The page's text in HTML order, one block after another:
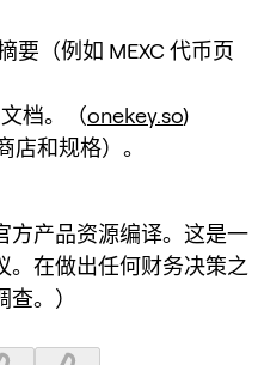
要（例如 MEXC 代币页
档。（onekey.so)
店和规格）。
方产品资源编译。这是一
。在做出任何财务决策之
。）